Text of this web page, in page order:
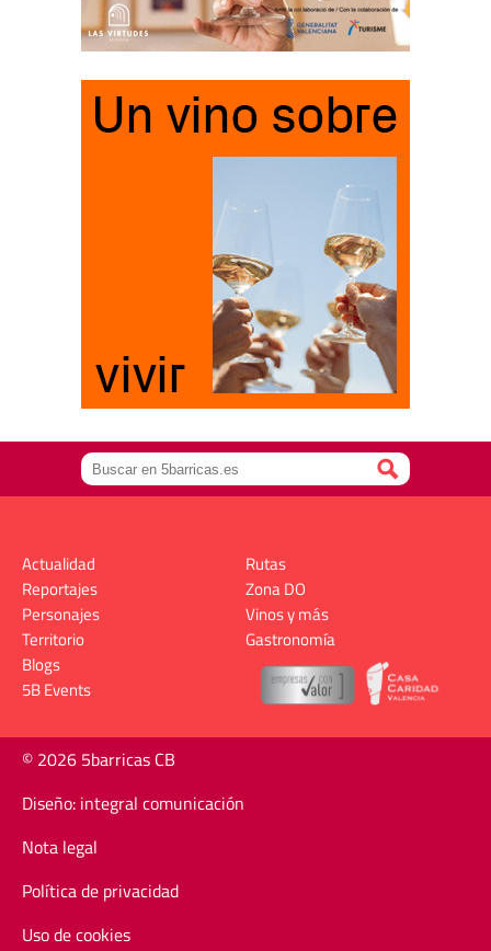
Actualidad
Reportajes
Personajes
Territorio
Rutas
Zona DO
Vinos y más
Gastronomía
Blogs
5B Events
© 2026 5barricas CB
Diseño: integral comunicación
Nota legal
Política de privacidad
Uso de cookies